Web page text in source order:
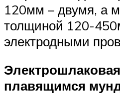
120мм – двумя, а
толщиной 120-
электродными
плавящимся